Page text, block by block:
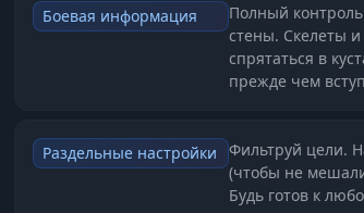
Боевая информация
Полный контроль
стены. Скелеты и
спрятаться в
прежде чем
Раздельные настройки
Фильтруй цели.
(чтобы не
Будь готов к